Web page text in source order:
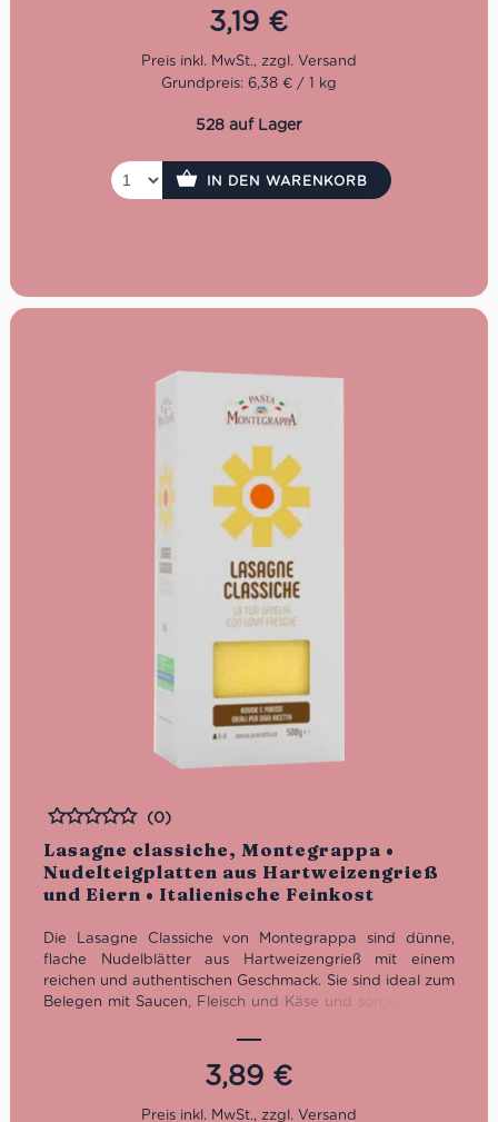
reichhaltigen Teigs aus 4 Eiern. Die Garzeit ist sehr kurz:
Kochzeit: 4 Minuten
3,19 €
Grundpreis: 6,38 € / 1 kg
528 auf Lager
IN DEN WARENKORB
Lasagne classiche, Montegrappa •
Nudelteigplatten aus Hartweizengrieß
und Eiern • Italienische Feinkost
Bewertet
(0)
Die Lasagne Classiche von Montegrappa sind dünne,
flache Nudelblätter aus Hartweizengrieß mit einem
reichen und authentischen Geschmack. Sie sind ideal zum
Belegen mit Saucen, Fleisch und Käse und sorgen daher
3,89 €